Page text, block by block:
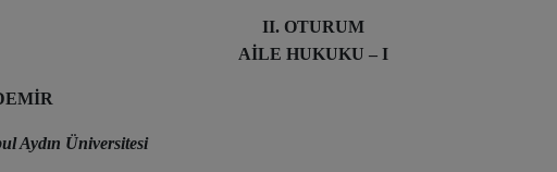
II. OTURUM
AİLE HUKUKU – I
Aydın Üniversitesi